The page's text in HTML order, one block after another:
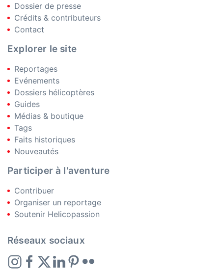
Dossier de presse
Crédits & contributeurs
Contact
Explorer le site
Reportages
Evénements
Dossiers hélicoptères
Guides
Médias & boutique
Tags
Faits historiques
Nouveautés
Participer à l'aventure
Contribuer
Organiser un reportage
Soutenir Helicopassion
Réseaux sociaux